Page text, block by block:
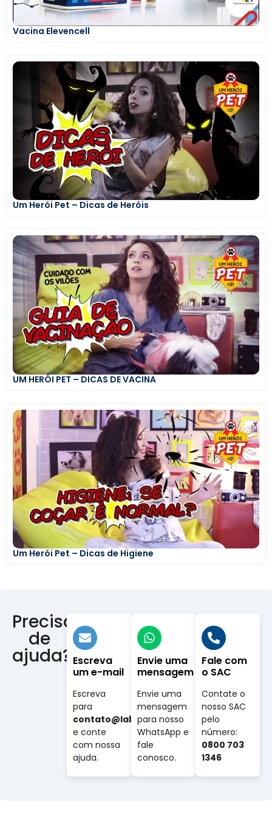
Vacina Elevencell
Um Herói Pet – Dicas de Heróis
UM HERÓI PET – DICAS DE VACINA
Um Herói Pet – Dicas de Higiene
Precisa
de
ajuda? Escreva
um e-mail
Escreva
para
contato@labovet.com.br
e conte
com nossa
ajuda.
Envie uma
mensagem
Envie uma
mensagem
para nosso
WhatsApp e
fale
conosco.
Fale com
o SAC
Contate o
nosso SAC
pelo
número:
0800 703
1346